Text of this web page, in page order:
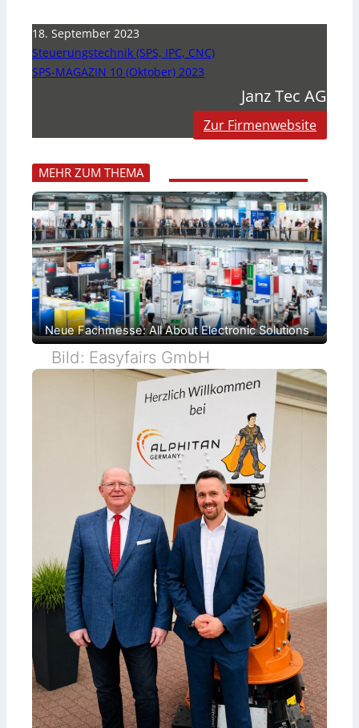
18. September 2023
Steuerungstechnik (SPS, IPC, CNC)
SPS-MAGAZIN 10 (Oktober) 2023
Janz Tec AG
Zur Firmenwebsite
MEHR ZUM THEMA
Neue Fachmesse: All About Electronic Solutions
Bild: Easyfairs GmbH